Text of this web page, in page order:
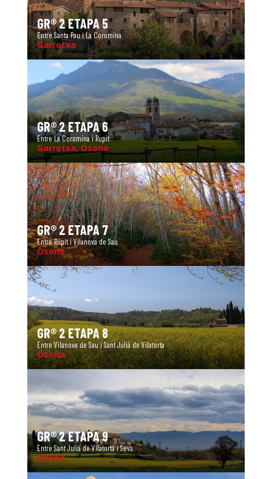
GR® 2 ETAPA 5
Entre Santa Pau i La Coromina
Garrotxa
GR® 2 ETAPA 6
Entre La Coromina i Rupit
Garrotxa, Osona
GR® 2 ETAPA 7
Entre Rupit i Vilanova de Sau
Osona
GR® 2 ETAPA 8
Entre Vilanova de Sau i Sant Julià de Vilatorta
Osona
GR® 2 ETAPA 9
Entre Sant Julià de Vilatorta i Seva
Osona